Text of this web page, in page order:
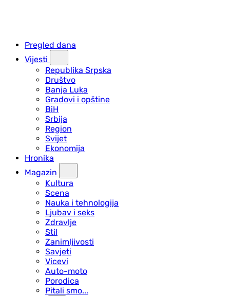
Pregled dana
Vijesti
Republika Srpska
Društvo
Banja Luka
Gradovi i opštine
BiH
Srbija
Region
Svijet
Ekonomija
Hronika
Magazin
Kultura
Scena
Nauka i tehnologija
Ljubav i seks
Zdravlje
Stil
Zanimljivosti
Savjeti
Vicevi
Auto-moto
Porodica
Pitali smo...